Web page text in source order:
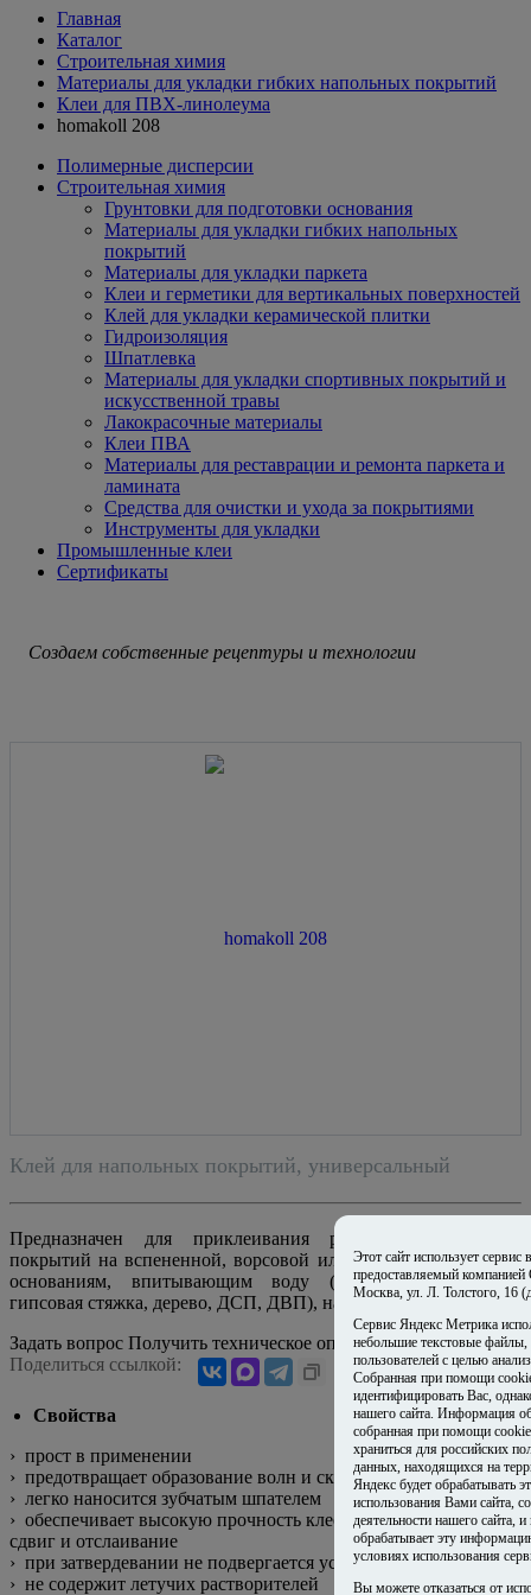
Главная
Каталог
Строительная химия
Материалы для укладки гибких напольных покрытий
Клеи для ПВХ-линолеума
homakoll 208
Полимерные дисперсии
Строительная химия
Грунтовки для подготовки основания
Материалы для укладки гибких напольных
покрытий
Материалы для укладки паркета
Клеи и герметики для вертикальных поверхностей
Клей для укладки керамической плитки
Гидроизоляция
Шпатлевка
Материалы для укладки спортивных покрытий и
искусственной травы
Лакокрасочные материалы
Клеи ПВА
Материалы для реставрации и ремонта паркета и
ламината
Средства для очистки и ухода за покрытиями
Инструменты для укладки
Промышленные клеи
Сертификаты
Создаем собственные рецептуры и технологии
Клей для напольных покрытий, универсальный
Предназначен для приклеивания рулонных напольных
покрытий на вспененной, ворсовой или тканой подоснове к
основаниям, впитывающим воду (бетон, цементная и
гипсовая стяжка, дерево, ДСП, ДВП), на сырой клеевой слой.
Задать вопрос Получить техническое описание на email Видео
Поделиться ссылкой:
Свойства
› прост в применении
› предотвращает образование волн и складок
› легко наносится зубчатым шпателем
› обеспечивает высокую прочность клеевого соединения на
сдвиг и отслаивание
› при затвердевании не подвергается усадке
› не содержит летучих растворителей
Этот сайт использует
предоставляемый
Москва, ул. Л. Толстого, 16
Сервис Яндекс Метрика
небольшие текстовые
пользователей с целью
Собранная при помощи
идентифицировать Вас,
нашего сайта. Информация
собранная при помощи
храниться для российских
данных, находящихся на
Яндекс будет обрабатывать
использования Вами сайта,
деятельности нашего сайта,
обрабатывает эту
условиях использования
Вы можете отказаться от